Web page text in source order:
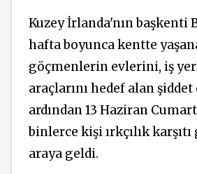
Kuzey İrlanda'nın başkenti
hafta boyunca kentte
göçmenlerin evlerini, iş
araçlarını hedef alan şiddet
ardından 13 Haziran
binlerce kişi ırkçılık
araya geldi.